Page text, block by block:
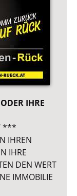
IHRE
***
IHREN
IHRE
DEN WERT
IMMOBILIE